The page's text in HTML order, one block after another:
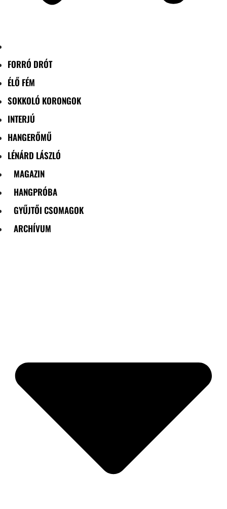
FORRÓ DRÓT
ÉLŐ FÉM
SOKKOLÓ KORONGOK
INTERJÚ
HANGERŐMŰ
LÉNÁRD LÁSZLÓ
MAGAZIN
HANGPRÓBA
GYŰJTŐI CSOMAGOK
ARCHÍVUM